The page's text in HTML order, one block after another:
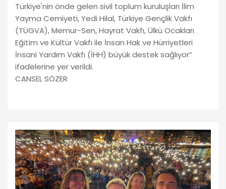
Türkiye'nin önde gelen sivil toplum kuruluşları İlim
Yayma Cemiyeti, Yedi Hilal, Türkiye Gençlik Vakfı
(TÜGVA), Memur-Sen, Hayrat Vakfı, Ülkü Ocakları
Eğitim ve Kültür Vakfı ile İnsan Hak ve Hürriyetleri
İnsani Yardım Vakfı (İHH) büyük destek sağlıyor”
ifadelerine yer verildi.
CANSEL SÖZER